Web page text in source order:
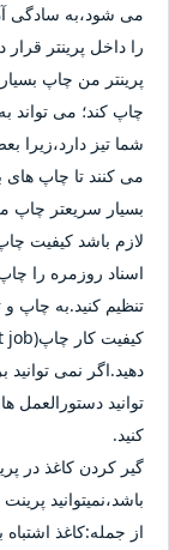
می شود،به سادگی
را داخل پرینتر قرار
پرینتر من چاپ
چاپ کند؛ می تواند
شما تیز دارد،زیرا
می کنند تا چاپ های
بسیار سریعتر
لازم باشد کیفیت چاپ
اسناد روزمره را
دهید.اگر نمی توانید
توانید
کنید.
گیر کردن کاغذ در
باشد،نمیتوانید
از جمله:کاغذ